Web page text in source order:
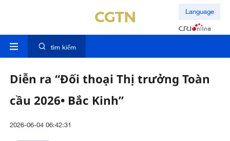
Language
tìm kiếm
Diễn ra “Đối thoại Thị trưởng Toàn
cầu 2026• Bắc Kinh”
2026-06-04 06:42:31